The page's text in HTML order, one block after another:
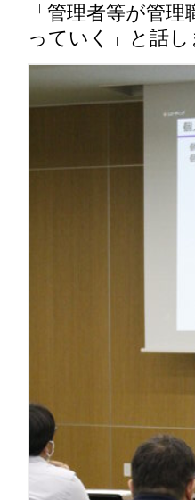
「管理者等が管
っていく」と話